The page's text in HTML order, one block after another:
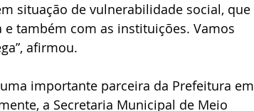
situação de vulnerabilidade social, que
e também com as instituições. Vamos
afirmou.
importante parceira da Prefeitura em
a Secretaria Municipal de Meio